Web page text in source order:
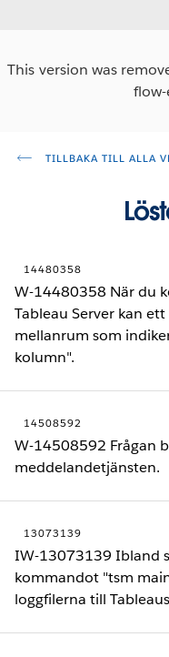
This version was
TILLBAKA TILL ALLA
14480358
W-14480358 När du
Tableau Server kan
mellanrum som
kolumn".
14508592
W-14508592 Frågan
meddelandetjänsten.
13073139
IW-13073139 Ibland
kommandot "tsm
loggfilerna till